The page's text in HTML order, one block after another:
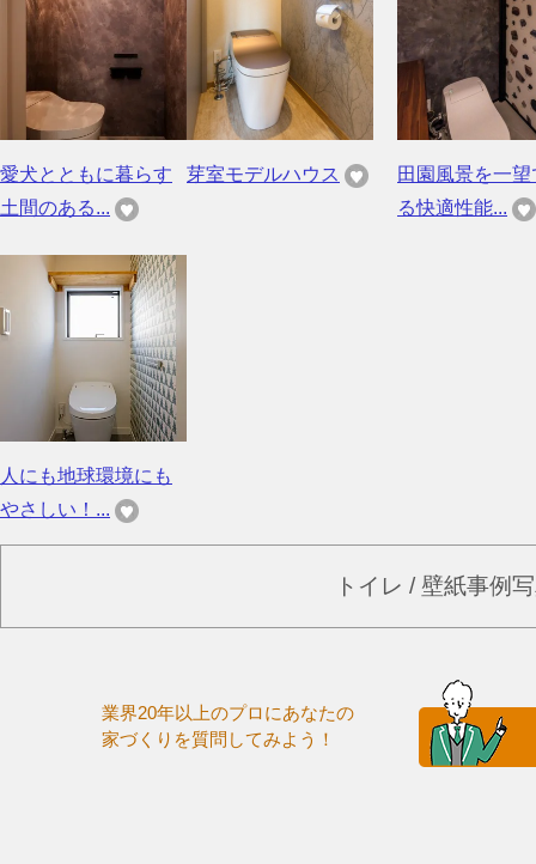
愛犬とともに暮らす
土間のある...
芽室モデルハウス
田園風景を一望
る快適性能...
人にも地球環境にも
やさしい！...
トイレ / 壁紙事例
業界20年以上のプロにあなたの
家づくりを質問してみよう！